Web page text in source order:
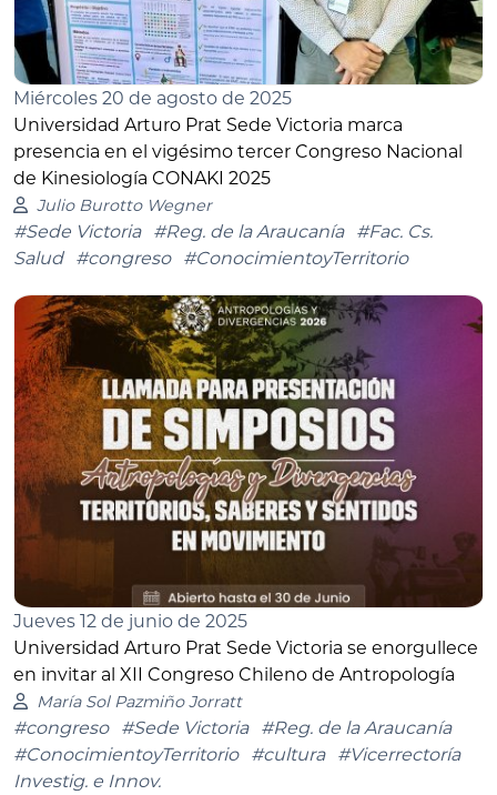
Miércoles 20 de agosto de 2025
Universidad Arturo Prat Sede Victoria marca
presencia en el vigésimo tercer Congreso Nacional
de Kinesiología CONAKI 2025
Julio Burotto Wegner
#Sede Victoria #Reg. de la Araucanía
#Fac. Cs.
Salud
#congreso #ConocimientoyTerritorio
Jueves 12 de junio de 2025
Universidad Arturo Prat Sede Victoria se enorgullece
en invitar al XII Congreso Chileno de Antropología
María Sol Pazmiño Jorratt
#congreso #Sede Victoria
#Reg. de la Araucanía
#ConocimientoyTerritorio
#cultura
#Vicerrectoría
Investig. e Innov.